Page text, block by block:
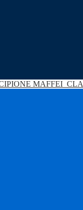
MAFFEI